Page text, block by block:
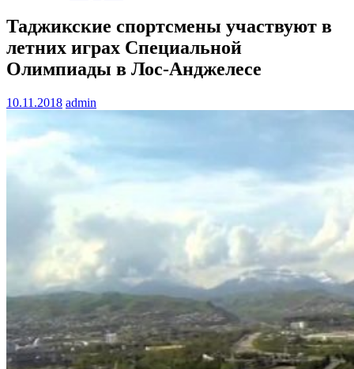
Таджикские спортсмены участвуют в
летних играх Специальной
Олимпиады в Лос-Анджелесе
10.11.2018 admin